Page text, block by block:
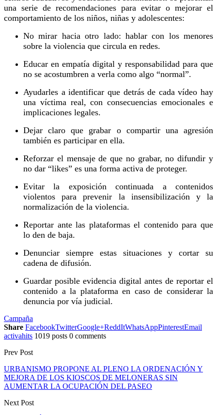
una serie de recomendaciones para evitar o mejorar el
comportamiento de los niños, niñas y adolescentes:
No mirar hacia otro lado: hablar con los menores
sobre la violencia que circula en redes.
Educar en empatía digital y responsabilidad para que
no se acostumbren a verla como algo “normal”.
Ayudarles a identificar que detrás de cada vídeo hay
una víctima real, con consecuencias emocionales e
implicaciones legales.
Dejar claro que grabar o compartir una agresión
también es participar en ella.
Reforzar el mensaje de que no grabar, no difundir y
no dar “likes” es una forma activa de proteger.
Evitar la exposición continuada a contenidos
violentos para prevenir la insensibilización y la
normalización de la violencia.
Reportar ante las plataformas el contenido para que
lo den de baja.
Denunciar siempre estas situaciones y cortar su
cadena de difusión.
Guardar posible evidencia digital antes de reportar el
contenido a la plataforma en caso de considerar la
denuncia por vía judicial.
Campaña
Share FacebookTwitterGoogle+ReddItWhatsAppPinterestEmail
activahits 1019 posts 0 comments
Prev Post
URBANISMO PROPONE AL PLENO LA ORDENACIÓN Y
MEJORA DE LOS KIOSCOS DE MELONERAS SIN
AUMENTAR LA OCUPACIÓN DEL PASEO
Next Post